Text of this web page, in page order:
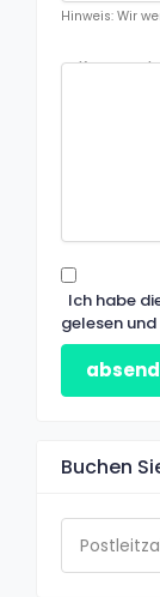
Hinweis: Wir
Ich habe
gelesen
Buchen